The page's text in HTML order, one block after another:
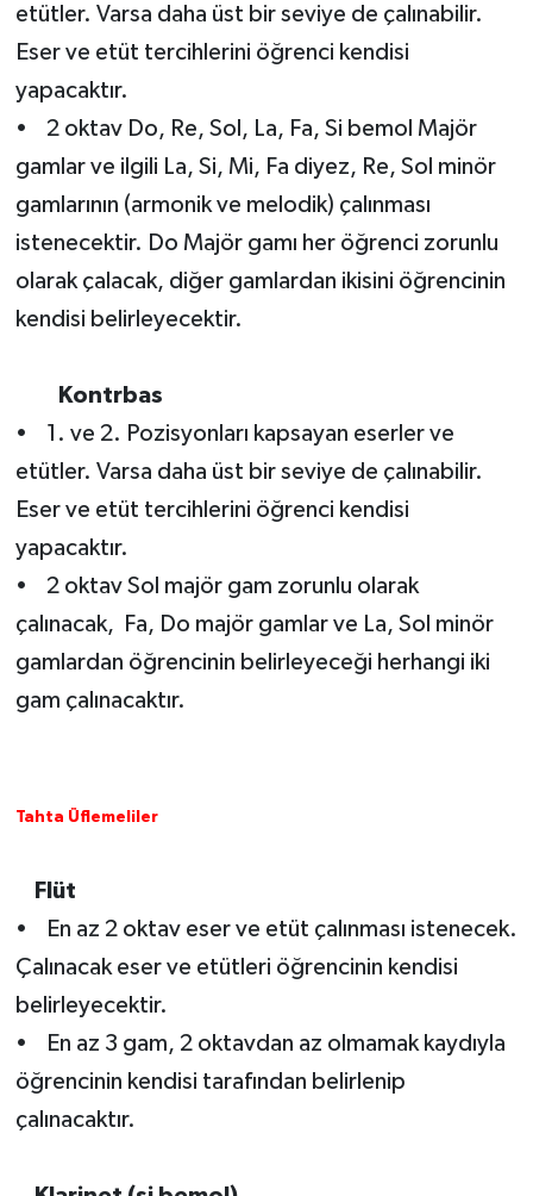
etütler. Varsa daha üst bir seviye de çalınabilir.
Eser ve etüt tercihlerini öğrenci kendisi
yapacaktır.
• 2 oktav Do, Re, Sol, La, Fa, Si bemol Majör
gamlar ve ilgili La, Si, Mi, Fa diyez, Re, Sol minör
gamlarının (armonik ve melodik) çalınması
istenecektir. Do Majör gamı her öğrenci zorunlu
olarak çalacak, diğer gamlardan ikisini öğrencinin
kendisi belirleyecektir.
Kontrbas
• 1. ve 2. Pozisyonları kapsayan eserler ve
etütler. Varsa daha üst bir seviye de çalınabilir.
Eser ve etüt tercihlerini öğrenci kendisi
yapacaktır.
• 2 oktav Sol majör gam zorunlu olarak
çalınacak, Fa, Do majör gamlar ve La, Sol minör
gamlardan öğrencinin belirleyeceği herhangi iki
gam çalınacaktır.
Tahta Üflemeliler
Flüt
• En az 2 oktav eser ve etüt çalınması istenecek.
Çalınacak eser ve etütleri öğrencinin kendisi
belirleyecektir.
• En az 3 gam, 2 oktavdan az olmamak kaydıyla
öğrencinin kendisi tarafından belirlenip
çalınacaktır.